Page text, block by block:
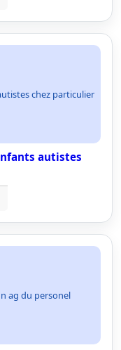
chez particulier
autistes
ag du personel